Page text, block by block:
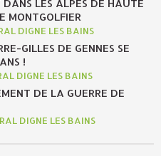
LES ALPES DE HAUTE
MONTGOLFIER
DIGNE LES BAINS
GILLES DE GENNES SE
!
DIGNE LES BAINS
DE LA GUERRE DE
DIGNE LES BAINS